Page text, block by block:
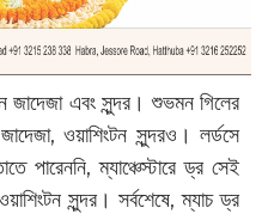
এবং সুন্দর। শুভমন গিলের
ওয়াশিংটন সুন্দরও। লর্ডসে
পারেননি, ম্যাঞ্চেস্টারে ড্র সেই
সুন্দর। সর্বশেষে, ম্যাচ ড্র